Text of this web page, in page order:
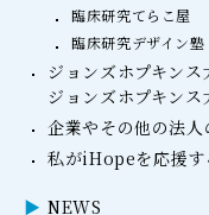
臨床研究てらこ屋
臨床研究デザイン塾
ジョンズホプキンス
ジョンズホプキン
企業やその他の法人
私がiHopeを応援す
NEWS